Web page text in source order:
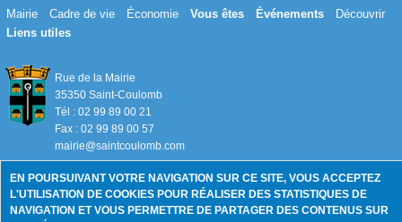
Mairie Cadre de vie Économie Vous êtes Événements
Découvrir
Liens utiles
Rue de la Mairie
35350 Saint-Coulomb
Tél : 02 99 89 00 21
Fax : 02 99 89 00 57
mairie@saintcoulomb.com
Mentions légales
EN POURSUIVANT VOTRE NAVIGATION SUR CE SITE, VOUS ACCEPTEZ
L'UTILISATION DE COOKIES POUR RÉALISER DES STATISTIQUES DE
NAVIGATION ET VOUS PERMETTRE DE PARTAGER DES CONTENUS SUR